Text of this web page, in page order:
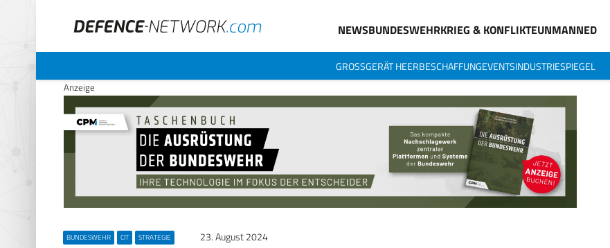
NEWSBUNDESWEHRKRIEG & KONFLIKTEUNMANNED
GROSSGERÄT HEERBESCHAFFUNGEVENTSINDUSTRIESPIEGEL
Anzeige
BUNDESWEHR CIT STRATEGIE 23. August 2024